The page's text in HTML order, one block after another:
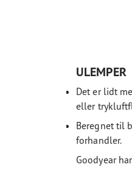
ULEMPER
Det er lidt
eller
Beregnet til
forhandler.
Goodyear